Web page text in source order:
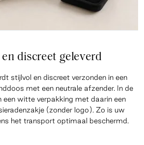
discreet geleverd
stijlvol en discreet verzonden in een
met een neutrale afzender. In de
een witte verpakking met daarin een
(zonder logo). Zo is uw
het transport optimaal beschermd.